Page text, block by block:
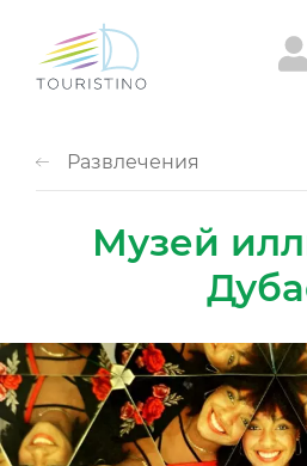
Развлечения
Музей